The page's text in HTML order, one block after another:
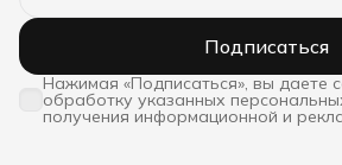
Подписаться
Нажимая «Подписаться», вы даете
обработку указанных
получения информационной и